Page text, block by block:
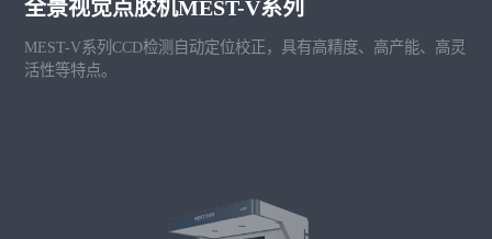
全景视觉点胶机MEST-V系列
MEST-V系列CCD检测自动定位校正，具有高精度、高产能、高灵
活性等特点。